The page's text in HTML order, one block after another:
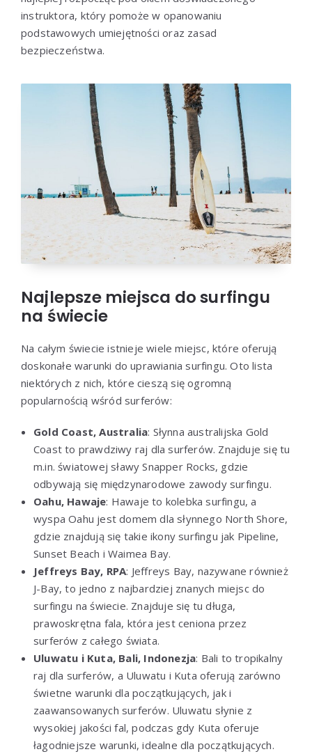
instruktora, który pomoże w opanowaniu
podstawowych umiejętności oraz zasad
bezpieczeństwa.
Najlepsze miejsca do surfingu
na świecie
Na całym świecie istnieje wiele miejsc, które oferują
doskonałe warunki do uprawiania surfingu. Oto lista
niektórych z nich, które cieszą się ogromną
popularnością wśród surferów:
Gold Coast, Australia: Słynna australijska Gold
Coast to prawdziwy raj dla surferów. Znajduje się tu
m.in. światowej sławy Snapper Rocks, gdzie
odbywają się międzynarodowe zawody surfingu.
Oahu, Hawaje: Hawaje to kolebka surfingu, a
wyspa Oahu jest domem dla słynnego North Shore,
gdzie znajdują się takie ikony surfingu jak Pipeline,
Sunset Beach i Waimea Bay.
Jeffreys Bay, RPA: Jeffreys Bay, nazywane również
J-Bay, to jedno z najbardziej znanych miejsc do
surfingu na świecie. Znajduje się tu długa,
prawoskrętna fala, która jest ceniona przez
surferów z całego świata.
Uluwatu i Kuta, Bali, Indonezja: Bali to tropikalny
raj dla surferów, a Uluwatu i Kuta oferują zarówno
świetne warunki dla początkujących, jak i
zaawansowanych surferów. Uluwatu słynie z
wysokiej jakości fal, podczas gdy Kuta oferuje
łagodniejsze warunki, idealne dla początkujących.